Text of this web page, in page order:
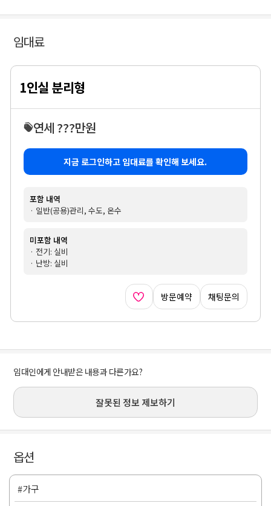
임대료
1인실 분리형
연세 ???만원
지금 로그인하고 임대료를 확인해 보세요.
포함 내역
· 일반(공용)관리, 수도, 온수
미포함 내역
· 전기: 실비
· 난방: 실비
방문예약 채팅문의
임대인에게 안내받은 내용과 다른가요?
잘못된 정보 제보하기
옵션
#가구